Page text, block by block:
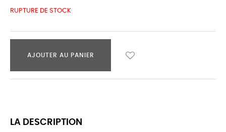
RUPTURE DE STOCK
AJOUTER AU PANIER
LA DESCRIPTION